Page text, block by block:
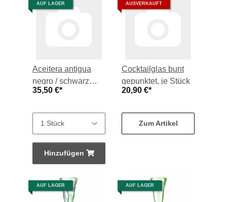
AUF LAGER
Aceitera antigua
negro / schwarz
Spirale 0,5-l, je
35,50 €*
Hinzufügen
AUSVERKAUFT
Cocktailglas bunt
gepunktet, je Stück
20,90 €*
Zum Artikel
AUF LAGER AUF LAGER